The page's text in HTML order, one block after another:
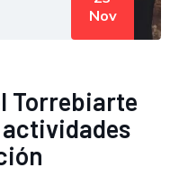
Nov
Torrebiarte